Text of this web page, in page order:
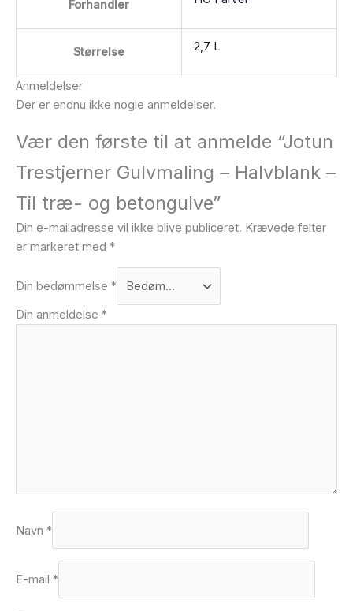
Forhandler
Størrelse 2,7 L
Anmeldelser
Der er endnu ikke nogle anmeldelser.
Vær den første til at anmelde “Jotun
Trestjerner Gulvmaling – Halvblank –
Til træ- og betongulve”
Din e-mailadresse vil ikke blive publiceret. Krævede felter
er markeret med *
Din bedømmelse *
Din anmeldelse *
Navn *
E-mail *